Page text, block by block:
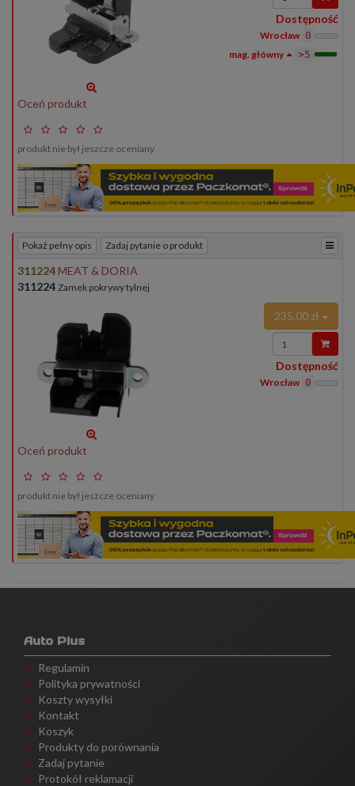
ilość
Dostępność
Wrocław 0
>5
Oceń produkt
produkt nie był jeszcze oceniany
Pokaż pełny opis Zadaj pytanie o produkt
311224 MEAT & DORIA
311224 Zamek pokrywy tylnej
235,00 zł
Wprowadź
ilość
Dostępność
Wrocław 0
Oceń produkt
produkt nie był jeszcze oceniany
Auto Plus
Regulamin
Polityka prywatności
Koszty wysyłki
Kontakt
Koszyk
Produkty do porównania
Zadaj pytanie
Protokół reklamacji